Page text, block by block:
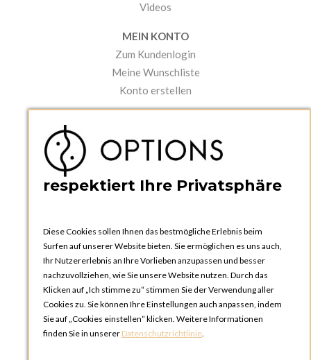
Videos
MEIN KONTO
Zum Kundenlogin
Meine Wunschliste
Konto erstellen
Kataloge und Bestellschein
Bedienungsanleitungen
OPTIONS ZÜRICH
Steinackerstrasse 55,
8302 Kloten
SCHWEIZ
respektiert Ihre Privatsphäre
Diese Cookies sollen Ihnen das bestmögliche Erlebnis beim
Surfen auf unserer Website bieten. Sie ermöglichen es uns auch,
Ihr Nutzererlebnis an Ihre Vorlieben anzupassen und besser
nachzuvollziehen, wie Sie unsere Website nutzen. Durch das
Klicken auf „Ich stimme zu“ stimmen Sie der Verwendung aller
Cookies zu. Sie können Ihre Einstellungen auch anpassen, indem
Sie auf „Cookies einstellen“ klicken. Weitere Informationen
finden Sie in unserer Datenschutzrichtlinie.